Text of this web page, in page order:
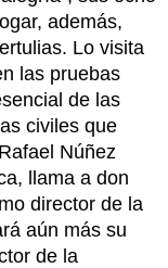
además,
Lo visita
las pruebas
de las
civiles que
Núñez
llama a don
director de la
aún más su
de la